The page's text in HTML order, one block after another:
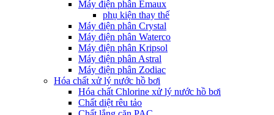
Máy điện phân Emaux
phụ kiện thay thế
Máy điện phân Crystal
Máy điện phân Waterco
Máy điện phân Kripsol
Máy điện phân Astral
Máy điện phân Zodiac
Hóa chất xử lý nước hồ bơi
Hóa chất Chlorine xử lý nước hồ bơi
Chất diệt rêu tảo